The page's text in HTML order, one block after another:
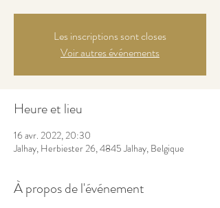
Les inscriptions sont closes
Voir autres événements
Heure et lieu
16 avr. 2022, 20:30
Jalhay, Herbiester 26, 4845 Jalhay, Belgique
À propos de l'événement